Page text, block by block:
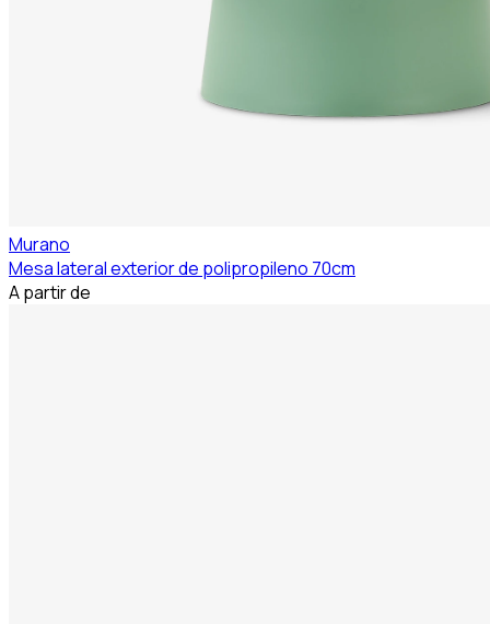
Murano
Mesa lateral exterior de polipropileno 70cm
A partir de